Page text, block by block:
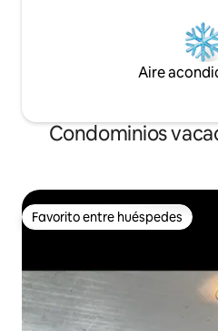
Aire
Condominios
Favorito entre huéspedes
Favorito entre huéspedes